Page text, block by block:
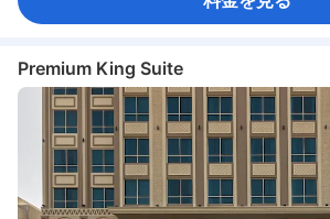
Premium King Suite